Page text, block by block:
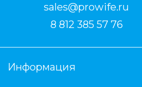
sales@prowife.ru
8 812 385 57 76
Информация